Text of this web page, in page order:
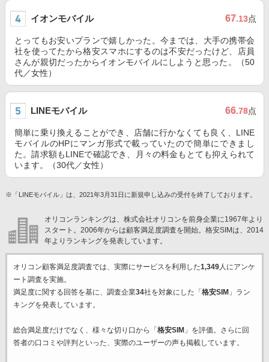
イオンモバイル 67.13点
とってもお安いプランで嬉しかった。今までは、大手の携帯会
社を使ってたから格安スマホにするのは不安だったけど、店員
さんが親切だったからイオンモバイルにしようと思った。（50
代／女性）
LINEモバイル 66.78点
簡単に乗り換えることができ、店舗に行かなくても良く、LINE
モバイルのHPにマンガ形式で載っていたので簡単にできまし
た。請求額もLINEで確認でき、月々の料金もとても抑えられて
います。（30代／女性）
※「LINEモバイル」は、2021年3月31日に新規申し込みの受付を終了しております。
オリコンランキングは、株式会社オリコンを前身企業に1967年より
スタート。2006年からは顧客満足度調査を開始。格安SIMは、2014
年よりランキングを発表しています。
オリコン顧客満足度調査では、実際にサービスを利用した1,349人にアンケ
ート調査を実施。
満足度に関する回答を基に、調査企業34社を対象にした「 格安SIM 」ラン
キングを発表しています。
総合満足度だけでなく、様々な切り口から「 格安SIM 」を評価。さらに回
答者の口コミや評判といった、実際のユーザーの声も掲載しています。